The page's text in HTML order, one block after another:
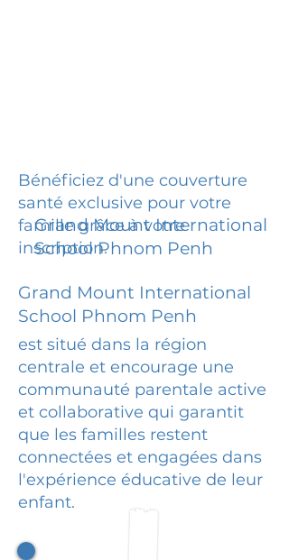
Bénéficiez d'une couverture
santé exclusive pour votre
famille grâce à votre
inscription.
Grand Mount International
School Phnom Penh
Grand Mount International
School Phnom Penh
est situé dans la région
centrale et encourage une
communauté parentale active
et collaborative qui garantit
que les familles restent
connectées et engagées dans
l'expérience éducative de leur
enfant.